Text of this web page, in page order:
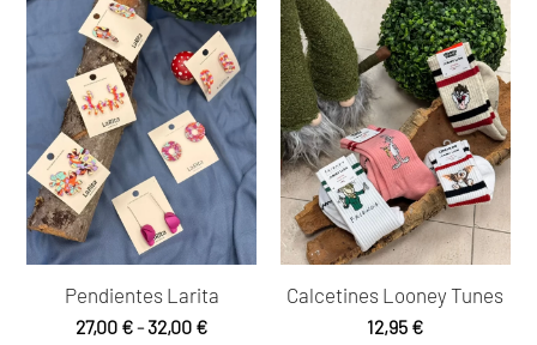
25,00 €.12,00 €.
Pendientes Larita
27,00 €-32,00 €Rango
Calcetines Looney Tunes
12,95 €